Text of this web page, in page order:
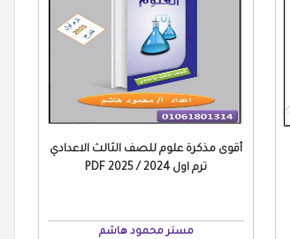
أقوى مذكرة علوم للصف الثالث الاعدادي
ترم اول 2024 / 2025 PDF
مستر محمود هاشم